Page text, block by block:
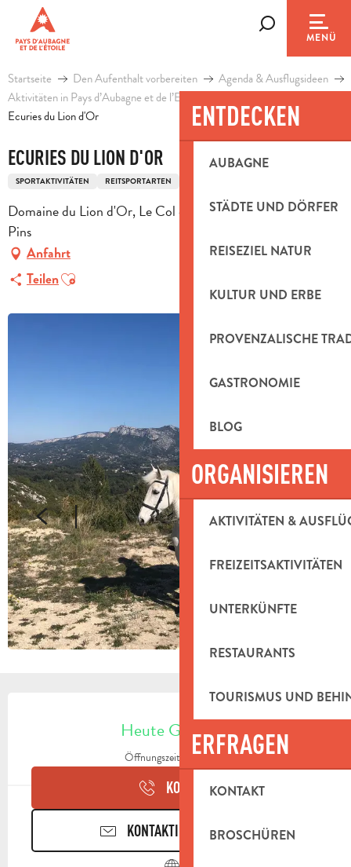
contenu
principal
MENÜ
ENTDECKEN
AUBAGNE
STÄDTE UND DÖRFER
REISEZIEL NATUR
KULTUR UND ERBE
PROVENZALISCHE
GASTRONOMIE
BLOG
ORGANISIEREN
AKTIVITÄTEN &
FREIZEITSAKTIVITÄTEN
UNTERKÜNFTE
RESTAURANTS
TOURISMUS UND
ERFRAGEN
KONTAKT
BROSCHÜREN
Startseite Den Aufenthalt vorbereiten
Agenda & Ausflugsideen
Aktivitäten in Pays d’Aubagne et de l’Etoile
Ecuries du Lion d'Or
ECURIES DU LION D'OR
SPORTAKTIVITÄTEN REITSPORTARTEN
Domaine du Lion d'Or, Le Col de l'Ange, 13780 Cuges-les-
Pins
Anfahrt
TeilenAjouter aux favoris
ÖFFNUNGSZEITEN &
Heute Geöffnet
Öffnungszeiten ansehen
KONTAKT
KONTAKTIEREN SIE UNS